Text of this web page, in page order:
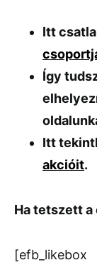
Itt
Így
Itt
akcióit.
Ha tetszett
[efb_likebox